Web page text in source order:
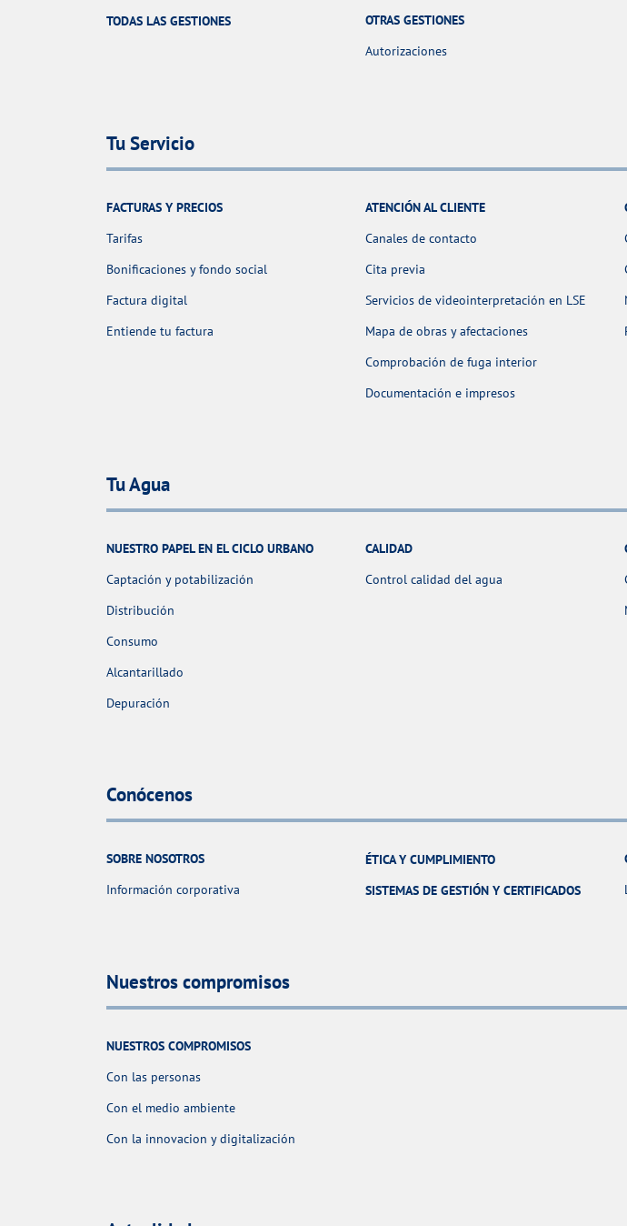
TODAS LAS GESTIONES
OTRAS GESTIONES
Autorizaciones
Tu Servicio
FACTURAS Y PRECIOS
Tarifas
Bonificaciones y fondo social
Factura digital
Entiende tu factura
ATENCIÓN AL CLIENTE
Canales de contacto
Cita previa
Servicios de videointerpretación en LSE
Mapa de obras y afectaciones
Comprobación de fuga interior
Documentación e impresos
Tu Agua
NUESTRO PAPEL EN EL CICLO URBANO
Captación y potabilización
Distribución
Consumo
Alcantarillado
Depuración
CALIDAD
Control calidad del agua
Conócenos
SOBRE NOSOTROS
Información corporativa
ÉTICA Y CUMPLIMIENTO
SISTEMAS DE GESTIÓN Y CERTIFICADOS
Nuestros compromisos
NUESTROS COMPROMISOS
Con las personas
Con el medio ambiente
Con la innovacion y digitalización